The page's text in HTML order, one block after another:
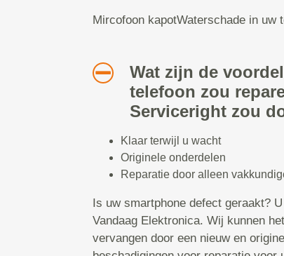
Mircofoon kapotWaterschade in uw
Wat zijn de
telefoon zou
Serviceright zou
Klaar terwijl u wacht
Originele onderdelen
Reparatie door alleen
Is uw smartphone defect geraakt?
Vandaag Elektronica. Wij kunnen
vervangen door een nieuw en